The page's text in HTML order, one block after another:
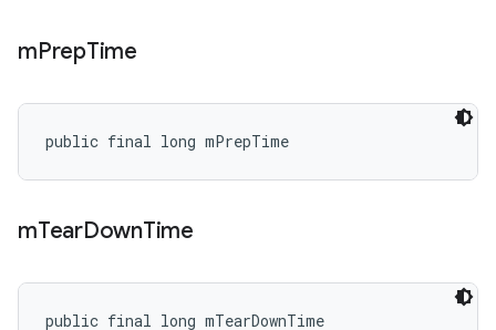
mPrepTime
public final long mPrepTime
mTearDownTime
public final long mTearDownTime